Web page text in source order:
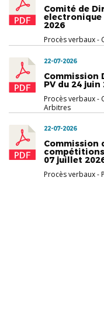
Comité de
electronique
2026
Procès verbaux-
DIRECTION
22-07-2026
Commission
PV du 24 juin
Procès verbaux-
Arbitres
22-07-2026
Commission
07 juillet
Procès verbaux-
Commission